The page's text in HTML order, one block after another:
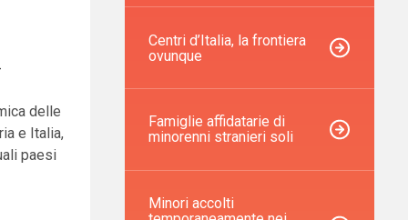
delle
e Italia,
paesi
Centri d’Italia, la frontiera
ovunque
Famiglie affidatarie di
minorenni stranieri soli
Minori accolti